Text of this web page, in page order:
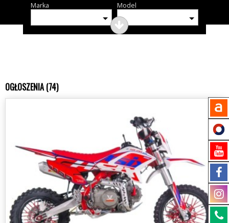
Marka Model
OGŁOSZENIA (74)